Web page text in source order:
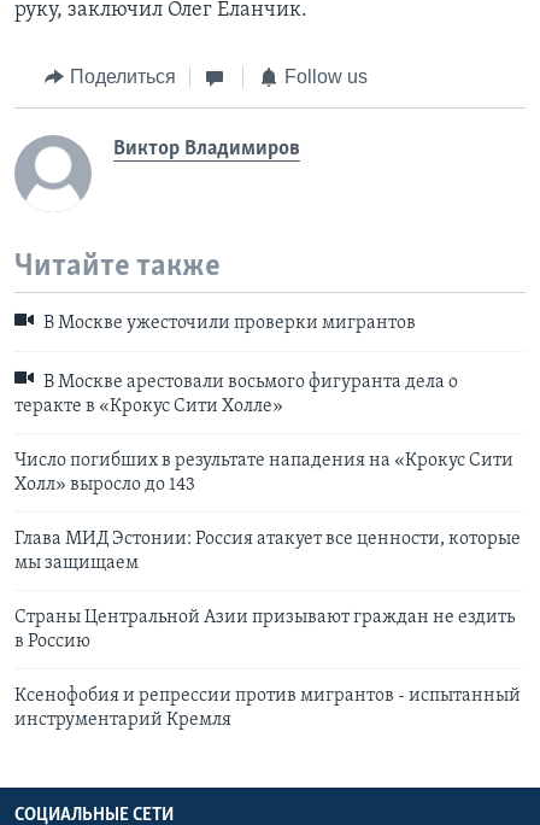
руку, заключил Олег Еланчик.
Поделиться Follow us
Виктор Владимиров
Читайте также
В Москве ужесточили проверки мигрантов
В Москве арестовали восьмого фигуранта дела о
теракте в «Крокус Сити Холле»
Число погибших в результате нападения на «Крокус Сити
Холл» выросло до 143
Глава МИД Эстонии: Россия атакует все ценности, которые
мы защищаем
Страны Центральной Азии призывают граждан не ездить
в Россию
Ксенофобия и репрессии против мигрантов - испытанный
инструментарий Кремля
СОЦИАЛЬНЫЕ СЕТИ